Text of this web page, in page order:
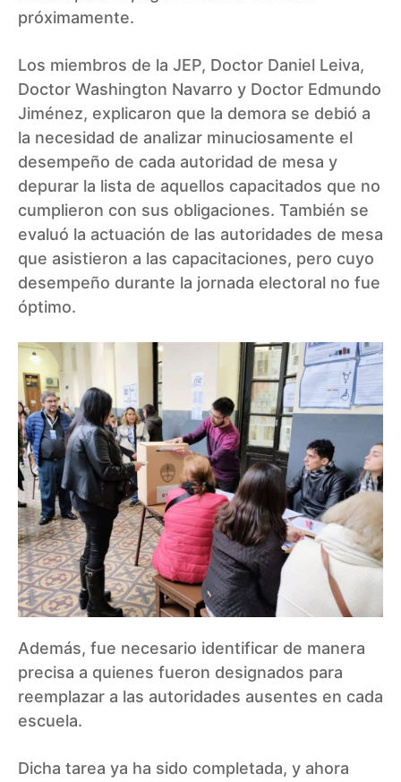
próximamente.
Los miembros de la JEP, Doctor Daniel Leiva,
Doctor Washington Navarro y Doctor Edmundo
Jiménez, explicaron que la demora se debió a
la necesidad de analizar minuciosamente el
desempeño de cada autoridad de mesa y
depurar la lista de aquellos capacitados que no
cumplieron con sus obligaciones. También se
evaluó la actuación de las autoridades de mesa
que asistieron a las capacitaciones, pero cuyo
desempeño durante la jornada electoral no fue
óptimo.
Además, fue necesario identificar de manera
precisa a quienes fueron designados para
reemplazar a las autoridades ausentes en cada
escuela.
Dicha tarea ya ha sido completada, y ahora